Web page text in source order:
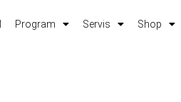
Program Servis Shop